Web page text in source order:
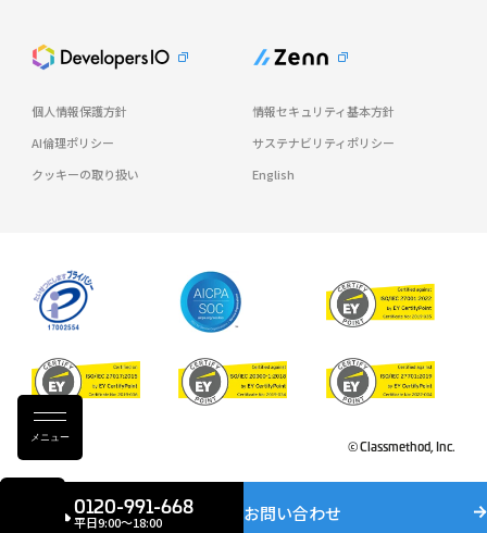
メニュー
個人情報保護方針
情報セキュリティ基本方針
AI倫理ポリシー
サステナビリティポリシー
クッキーの取り扱い
English
© Classmethod, Inc.
0120-991-668
平日9:00〜18:00 お問い合わせ